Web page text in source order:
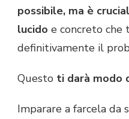
possibile, ma è
lucido e concreto che
definitivamente il
Questo ti darà modo
Imparare a farcela da